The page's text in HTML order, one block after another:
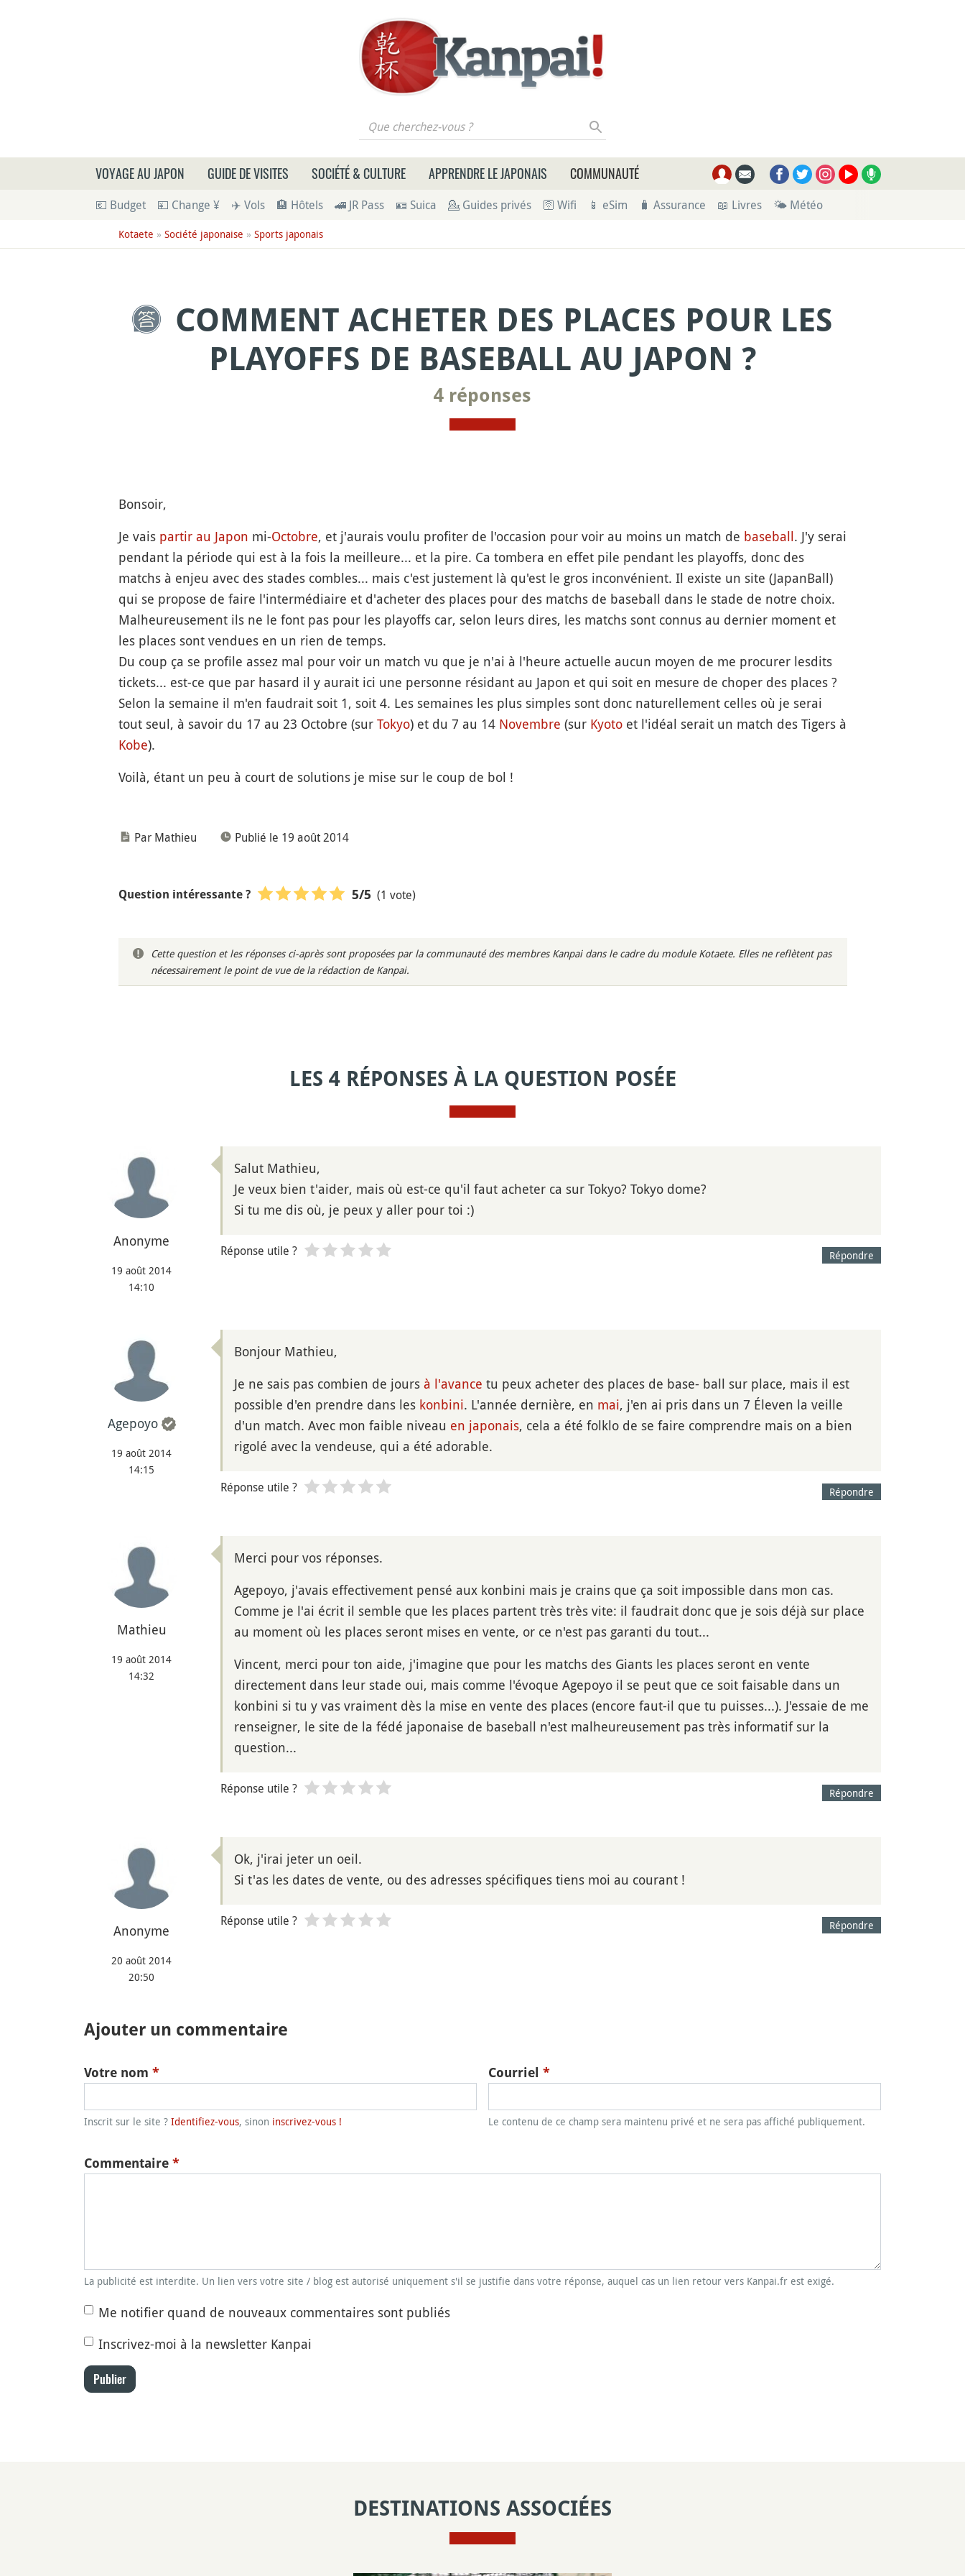
Que cherchez-vous ?
VOYAGE AU JAPON GUIDE DE VISITES SOCIÉTÉ & CULTURE APPRENDRE LE JAPONAIS COMMUNAUTÉ
💶 Budget 💴 Change ¥ ✈️ Vols 🏨 Hôtels 🚄 JR Pass 🪪 Suica 💁 Guides privés 🛜 Wifi 📱 eSim 🧳 Assurance 📖 Livres 🌤 Météo
Kotaete » Société japonaise » Sports japonais
COMMENT ACHETER DES PLACES POUR LES
PLAYOFFS DE BASEBALL AU JAPON ?
4 réponses
Bonsoir,
Je vais partir au Japon mi-Octobre, et j'aurais voulu profiter de l'occasion pour voir au moins un match de baseball. J'y serai
pendant la période qui est à la fois la meilleure... et la pire. Ca tombera en effet pile pendant les playoffs, donc des
matchs à enjeu avec des stades combles... mais c'est justement là qu'est le gros inconvénient. Il existe un site (JapanBall)
qui se propose de faire l'intermédiaire et d'acheter des places pour des matchs de baseball dans le stade de notre choix.
Malheureusement ils ne le font pas pour les playoffs car, selon leurs dires, les matchs sont connus au dernier moment et
les places sont vendues en un rien de temps.
Du coup ça se profile assez mal pour voir un match vu que je n'ai à l'heure actuelle aucun moyen de me procurer lesdits
tickets... est-ce que par hasard il y aurait ici une personne résidant au Japon et qui soit en mesure de choper des places ?
Selon la semaine il m'en faudrait soit 1, soit 4. Les semaines les plus simples sont donc naturellement celles où je serai
tout seul, à savoir du 17 au 23 Octobre (sur Tokyo) et du 7 au 14 Novembre (sur Kyotoet l'idéal serait un match des Tigers à
Kobe).
Voilà, étant un peu à court de solutions je mise sur le coup de bol !
Par Mathieu Publié le 19 août 2014
Question intéressante ? 5/5 (1 vote)
Cette question et les réponses ci-après sont proposées par la communauté des membres Kanpai dans le cadre du module Kotaete. Elles ne reflètent pas
nécessairement le point de vue de la rédaction de Kanpai.
LES 4 RÉPONSES À LA QUESTION POSÉE
Anonyme
19 août 2014
14:10
Salut Mathieu,
Je veux bien t'aider, mais où est-ce qu'il faut acheter ca sur Tokyo? Tokyo dome?
Si tu me dis où, je peux y aller pour toi :)
Répondre
Réponse utile ?
Agepoyo
19 août 2014
14:15
Bonjour Mathieu,
Je ne sais pas combien de jours à l'avance tu peux acheter des places de base- ball sur place, mais il est
possible d'en prendre dans les konbini. L'année dernière, en mai, j'en ai pris dans un 7 Éleven la veille
d'un match. Avec mon faible niveau en japonais, cela a été folklo de se faire comprendre mais on a bien
rigolé avec la vendeuse, qui a été adorable.
Répondre
Réponse utile ?
Mathieu
19 août 2014
14:32
Merci pour vos réponses.
Agepoyo, j'avais effectivement pensé aux konbini mais je crains que ça soit impossible dans mon cas.
Comme je l'ai écrit il semble que les places partent très très vite: il faudrait donc que je sois déjà sur place
au moment où les places seront mises en vente, or ce n'est pas garanti du tout...
Vincent, merci pour ton aide, j'imagine que pour les matchs des Giants les places seront en vente
directement dans leur stade oui, mais comme l'évoque Agepoyo il se peut que ce soit faisable dans un
konbini si tu y vas vraiment dès la mise en vente des places (encore faut-il que tu puisses...). J'essaie de me
renseigner, le site de la fédé japonaise de baseball n'est malheureusement pas très informatif sur la
question...
Répondre
Réponse utile ?
Anonyme
20 août 2014
20:50
Ok, j'irai jeter un oeil.
Si t'as les dates de vente, ou des adresses spécifiques tiens moi au courant !
Répondre
Réponse utile ?
Ajouter un commentaire
Votre nom *
Inscrit sur le site ? Identifiez-vous, sinon inscrivez-vous !
Courriel *
Le contenu de ce champ sera maintenu privé et ne sera pas affiché publiquement.
Commentaire *
La publicité est interdite. Un lien vers votre site / blog est autorisé uniquement s'il se justifie dans votre réponse, auquel cas un lien retour vers Kanpai.fr est exigé.
Me notifier quand de nouveaux commentaires sont publiés
Inscrivez-moi à la newsletter Kanpai
Publier
DESTINATIONS ASSOCIÉES